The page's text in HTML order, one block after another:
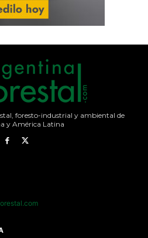
foresto-industrial y ambiental de
y América Latina